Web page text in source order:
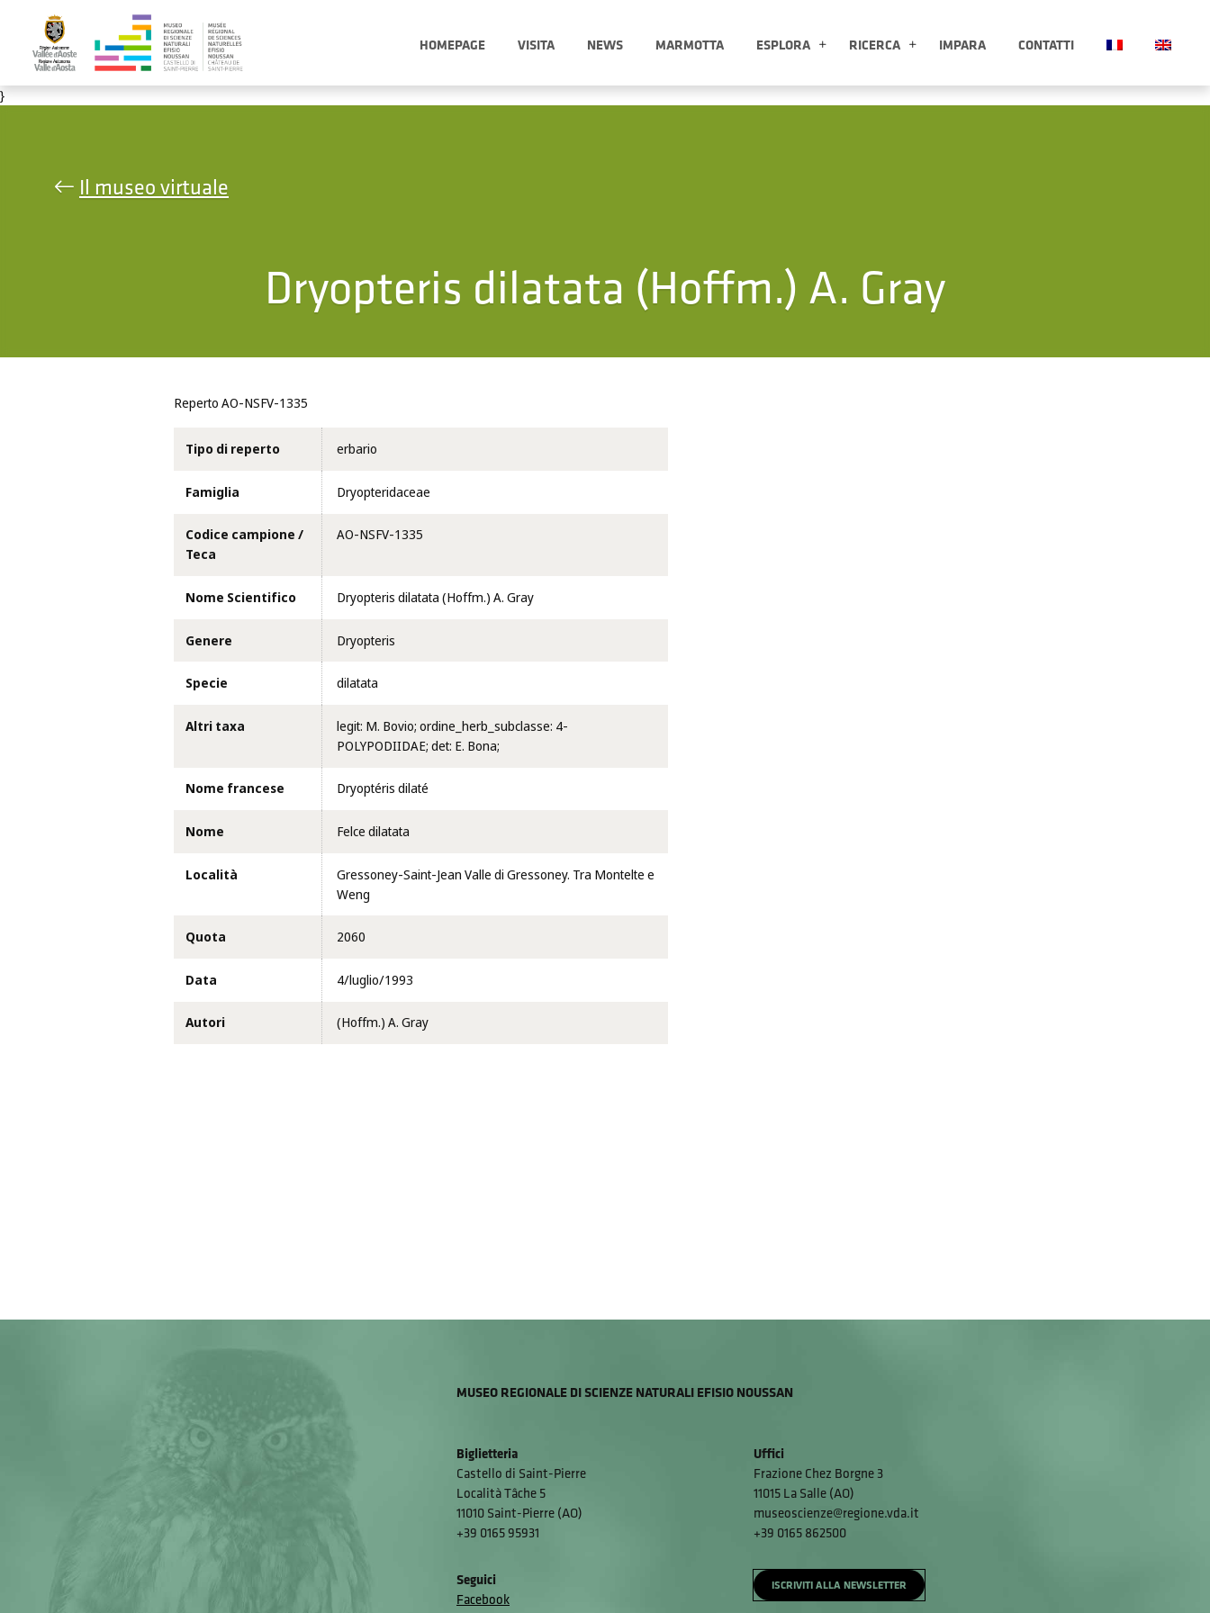
HOMEPAGE VISITA NEWS MARMOTTA ESPLORA RICERCA IMPARA CONTATTI
}
Il museo virtuale
Dryopteris dilatata (Hoffm.) A. Gray
Reperto AO-NSFV-1335
Tipo di reperto erbario
Famiglia Dryopteridaceae
Codice campione /
Teca
AO-NSFV-1335
Nome Scientifico Dryopteris dilatata (Hoffm.) A. Gray
Genere Dryopteris
Specie dilatata
Altri taxa
legit: M. Bovio; ordine_herb_subclasse: 4-
POLYPODIIDAE; det: E. Bona;
Nome francese Dryoptéris dilaté
Nome Felce dilatata
Località
Gressoney-Saint-Jean Valle di Gressoney. Tra Montelte e
Weng
Quota 2060
Data 4/luglio/1993
Autori (Hoffm.) A. Gray
MUSEO REGIONALE DI SCIENZE NATURALI EFISIO NOUSSAN
Biglietteria
Castello di Saint-Pierre
Località Tâche 5
11010 Saint-Pierre (AO)
+39 0165 95931
Uffici
Frazione Chez Borgne 3
11015 La Salle (AO)
museoscienze@regione.vda.it
+39 0165 862500
Seguici
Facebook
ISCRIVITI ALLA NEWSLETTER